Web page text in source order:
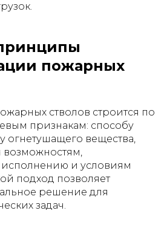
пожарных
стволов строится по
признакам: способу
огнетушащего вещества,
исполнению и условиям
подход позволяет
решение для
задач.